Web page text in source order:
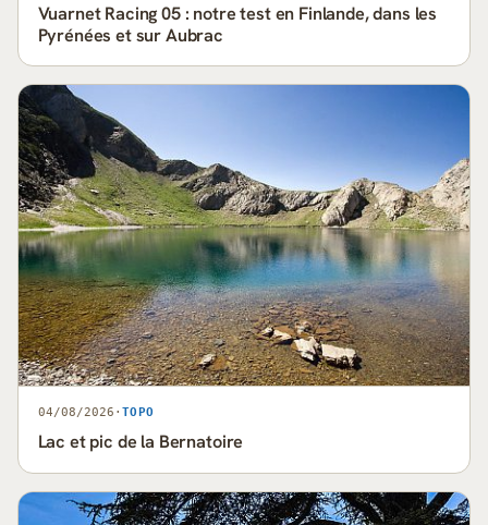
Vuarnet Racing 05 : notre test en Finlande, dans les
Pyrénées et sur Aubrac
04/08/2026 · TOPO
Lac et pic de la Bernatoire